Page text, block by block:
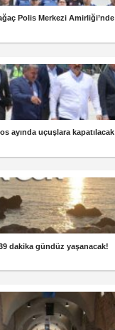
Polis Merkezi Amirliği’nde
ayında uçuşlara kapatılacak
dakika gündüz yaşanacak!